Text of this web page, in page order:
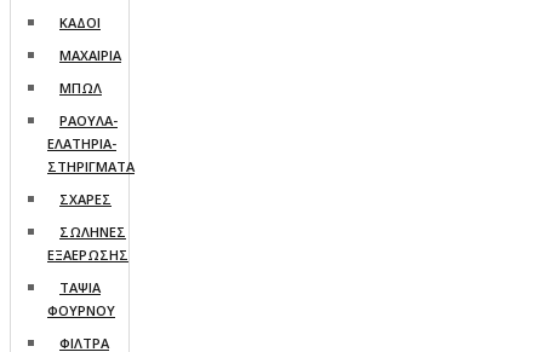
ΚΑΔΟΙ
ΜΑΧΑΙΡΙΑ
ΜΠΩΛ
ΡΑΟΥΛΑ-
ΕΛΑΤΗΡΙΑ-
ΣΤΗΡΙΓΜΑΤΑ
ΣΧΑΡΕΣ
ΣΩΛΗΝΕΣ
ΕΞΑΕΡΩΣΗΣ
ΤΑΨΙΑ
ΦΟΥΡΝΟΥ
ΦΙΛΤΡΑ